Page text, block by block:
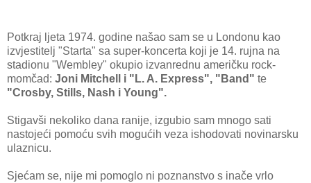
Potkraj ljeta 1974. godine našao sam se u Londonu kao
izvjestitelj "Starta" sa super-koncerta koji je 14. rujna na
stadionu "Wembley" okupio izvanrednu američku rock-
momčad: Joni Mitchell i "L. A. Express", "Band" te
"Crosby, Stills, Nash i Young".
Stigavši nekoliko dana ranije, izgubio sam mnogo sati
nastojeći pomoću svih mogućih veza ishodovati novinarsku
ulaznicu.
Sjećam se, nije mi pomoglo ni poznanstvo s inače vrlo